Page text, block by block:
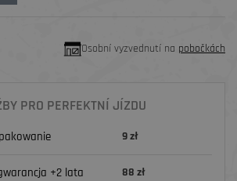
Osobní vyzvednutí na pobočkách
PRO PERFEKTNÍ JÍZDU
9 zł
+2 lata
88 zł